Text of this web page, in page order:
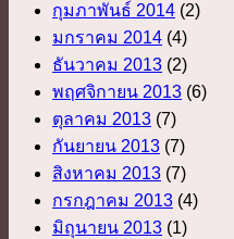
กุมภาพันธ์ 2014 (2)
มกราคม 2014 (4)
ธันวาคม 2013 (2)
พฤศจิกายน 2013 (6)
ตุลาคม 2013 (7)
กันยายน 2013 (7)
สิงหาคม 2013 (7)
กรกฎาคม 2013 (4)
มิถุนายน 2013 (1)